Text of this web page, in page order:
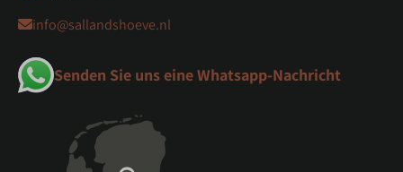
info@sallandshoeve.nl
Senden Sie uns eine Whatsapp-Nachricht